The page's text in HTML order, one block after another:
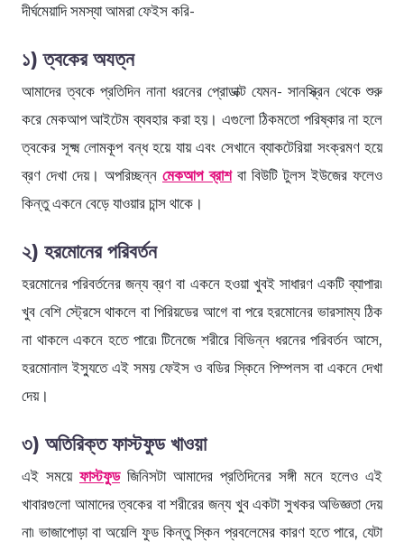
দীর্ঘমেয়াদি সমস্যা আমরা ফেইস করি-
১) ত্বকের অযত্ন
আমাদের ত্বকে প্রতিদিন নানা ধরনের প্রোডাক্ট যেমন- সানস্ক্রিন থেকে শুরু
করে মেকআপ আইটেম ব্যবহার করা হয়। এগুলো ঠিকমতো পরিষ্কার না হলে
ত্বকের সূক্ষ্ম লোমকূপ বন্ধ হয়ে যায় এবং সেখানে ব্যাকটেরিয়া সংক্রমণ হয়ে
ব্রণ দেখা দেয়। অপরিচ্ছন্ন মেকআপ ব্রাশবা বিউটি টুলস ইউজের ফলেও
কিন্তু একনে বেড়ে যাওয়ার চান্স থাকে।
২) হরমোনের পরিবর্তন
হরমোনের পরিবর্তনের জন্য ব্রণ বা একনে হওয়া খুবই সাধারণ একটি ব্যাপার৷
খুব বেশি স্ট্রেসে থাকলে বা পিরিয়ডের আগে বা পরে হরমোনের ভারসাম্য ঠিক
না থাকলে একনে হতে পারে৷ টিনেজে শরীরে বিভিন্ন ধরনের পরিবর্তন আসে,
হরমোনাল ইস্যুতে এই সময় ফেইস ও বডির স্কিনে পিম্পলস বা একনে দেখা
দেয়।
৩) অতিরিক্ত ফাস্টফুড খাওয়া
এই সময়ে ফাস্টফুডজিনিসটা আমাদের প্রতিদিনের সঙ্গী মনে হলেও এই
খাবারগুলো আমাদের ত্বকের বা শরীরের জন্য খুব একটা সুখকর অভিজ্ঞতা দেয়
না৷ ভাজাপোড়া বা অয়েলি ফুড কিন্তু স্কিন প্রবলেমের কারণ হতে পারে, যেটা